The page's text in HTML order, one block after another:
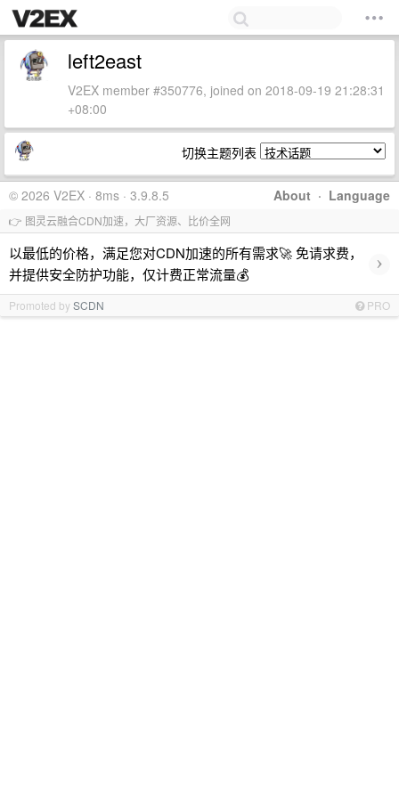
left2east
V2EX member #350776, joined on 2018-09-19 21:28:31
+08:00
切换主题列表
About · Language
© 2026 V2EX · 8ms · 3.9.8.5
👉 图灵云融合CDN加速，大厂资源、比价全网
以最低的价格，满足您对CDN加速的所有需求🚀 免请求费，
并提供安全防护功能，仅计费正常流量💰
›
Promoted bySCDN PRO